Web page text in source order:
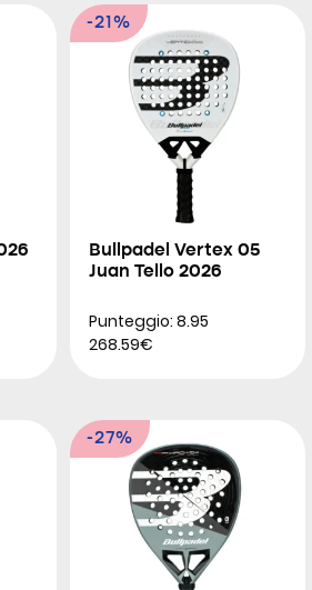
-21%
Bullpadel Vertex 05
Juan Tello 2026
Punteggio: 8.95
268.59€
-27%